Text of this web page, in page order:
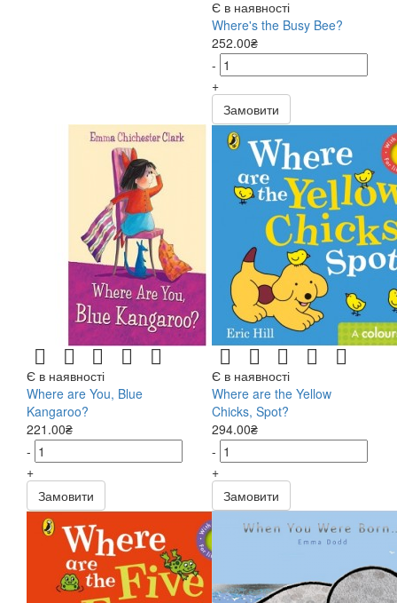
Є в наявності
Where's the Busy Bee?
252.00₴
-
+
Замовити
Є в наявності
Where are You, Blue
Kangaroo?
221.00₴
-
+
Замовити
Є в наявності
Where are the Yellow
Chicks, Spot?
294.00₴
-
+
Замовити